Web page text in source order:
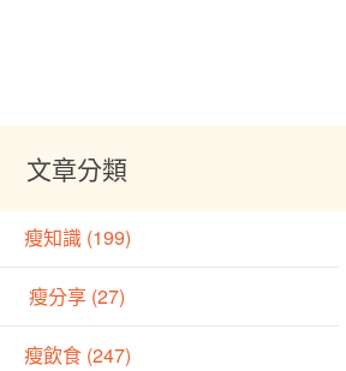
文章分類
瘦知識 (199)
瘦分享 (27)
瘦飲食 (247)